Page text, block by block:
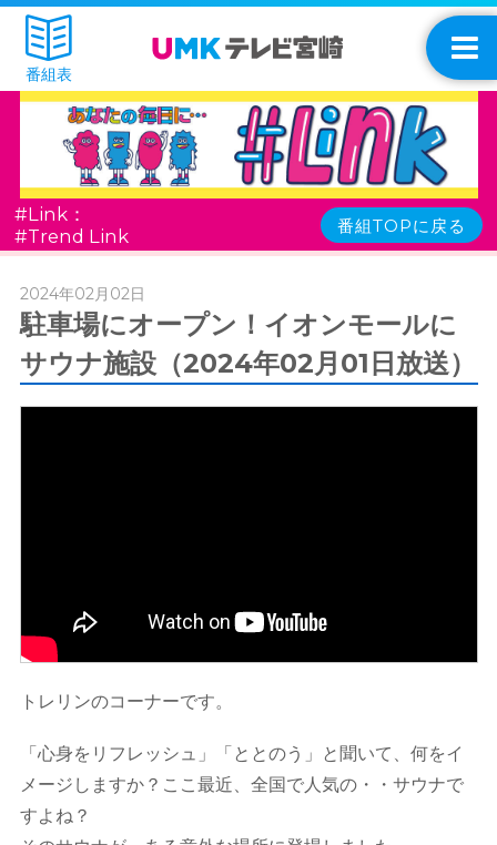
番組表
#Link：
#Trend Link
番組TOPに戻る
2024年02月02日
駐車場にオープン！イオンモールに
サウナ施設（2024年02月01日放送）
トレリンのコーナーです。
「心身をリフレッシュ」「ととのう」と聞いて、何をイ
メージしますか？ここ最近、全国で人気の・・サウナで
すよね？